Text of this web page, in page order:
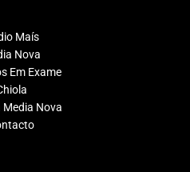
Maís
Nova
Em Exame
Media Nova